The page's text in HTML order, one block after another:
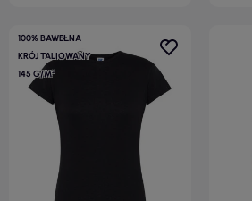
100% BAWEŁNA
KRÓJ TALIOWANY
145 G/M²